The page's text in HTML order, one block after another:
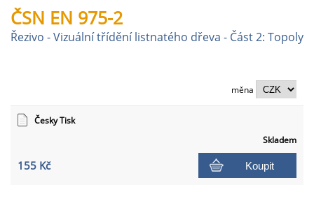
ČSN EN 975-2
Řezivo - Vizuální třídění listnatého dřeva - Část 2: Topoly
měna
Česky Tisk
Skladem
155 Kč Koupit